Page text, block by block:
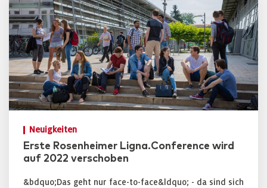
Neuigkeiten
Erste Rosenheimer Ligna.Conference wird
auf 2022 verschoben
&bdquo;Das geht nur face-to-face&ldquo; - da sind sich